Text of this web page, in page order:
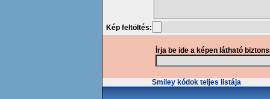
Kép feltöltés:
Írja be ide a képen látható
Smiley kódok teljes listája